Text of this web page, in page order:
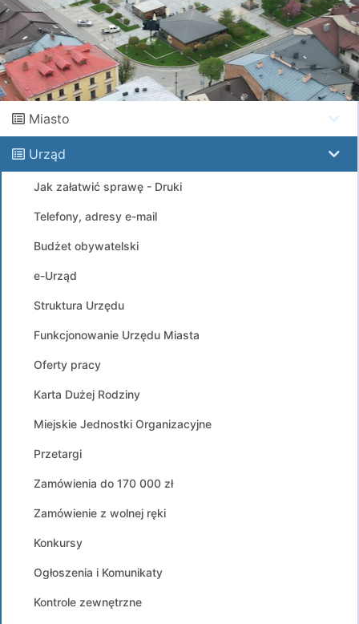
Miasto
Urząd
Jak załatwić sprawę - Druki
Telefony, adresy e-mail
Budżet obywatelski
e-Urząd
Struktura Urzędu
Funkcjonowanie Urzędu Miasta
Oferty pracy
Karta Dużej Rodziny
Miejskie Jednostki Organizacyjne
Przetargi
Zamówienia do 170 000 zł
Zamówienie z wolnej ręki
Konkursy
Ogłoszenia i Komunikaty
Kontrole zewnętrzne